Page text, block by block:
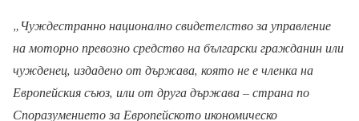
„Чуждестранно национално свидетелство за управление
на моторно превозно средство на български гражданин или
чужденец, издадено от държава, която не е членка на
Европейския съюз, или от друга държава – страна по
Споразумението за Европейското икономическо